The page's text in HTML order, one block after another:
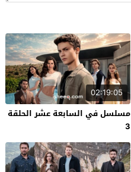
02:19:05
مسلسل في السابعة عشر الحلقة
3